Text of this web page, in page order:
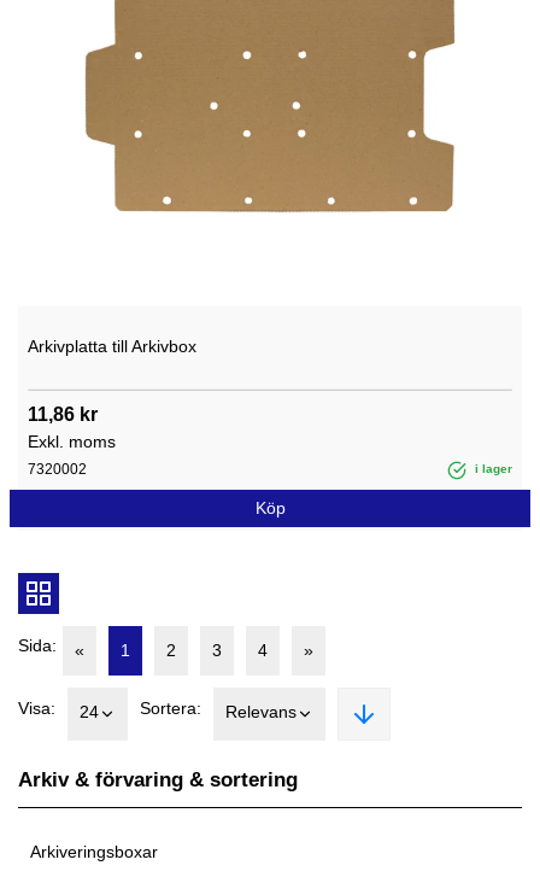
Arkiv & förvaring & sortering
Arkiveringsboxar
Arkivplatta till Arkivbox
11,86 kr
Exkl. moms
7320002 i lager
Köp
Sida: « 1 2 3 4 »
Visa: 24 Sortera: Relevans